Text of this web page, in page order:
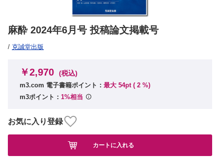
麻酔 2024年6月号 投稿論文掲載号
/ 克誠堂出版
￥2,970 (税込)
m3.com 電子書籍ポイント： 最大 54pt ( 2 %)
m3ポイント： 1%相当
お気に入り登録
カートに入れる